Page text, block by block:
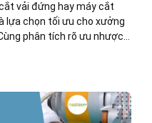
vải đứng hay máy cắt
lựa chọn tối ưu cho xưởng
phân tích rõ ưu nhược
định đầu tư hiệu quả.